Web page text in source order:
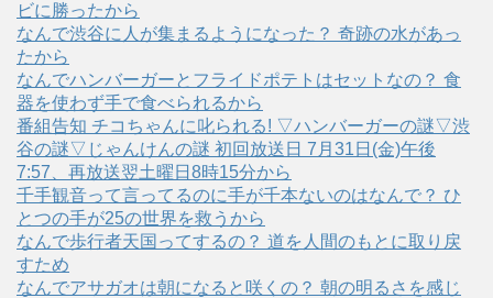
ビに勝ったから
なんで渋谷に人が集まるようになった？ 奇跡の水があっ
たから
なんでハンバーガーとフライドポテトはセットなの？ 食
器を使わず手で食べられるから
番組告知 チコちゃんに叱られる! ▽ハンバーガーの謎▽渋
谷の謎▽じゃんけんの謎 初回放送日 7月31日(金)午後
7:57、再放送翌土曜日8時15分から
千手観音って言ってるのに手が千本ないのはなんで？ ひ
とつの手が25の世界を救うから
なんで歩行者天国ってするの？ 道を人間のもとに取り戻
すため
なんでアサガオは朝になると咲くの？ 朝の明るさを感じ